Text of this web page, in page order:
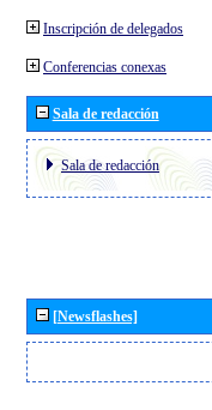
Inscripción de delegados
Conferencias conexas
Sala de redacción
Sala de redacción
[Newsflashes]